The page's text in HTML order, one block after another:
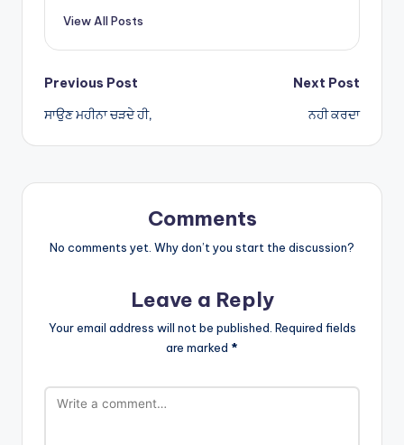
p
View All Posts
Post
navigation
Previous Post
ਸਾਉਣ ਮਹੀਨਾ ਚੜਦੇ ਹੀ,
Next Post
ਨਹੀ ਕਰਦਾ
Comments
No comments yet. Why don’t you start the discussion?
Leave a Reply
Your email address will not be published. Required fields
are marked *